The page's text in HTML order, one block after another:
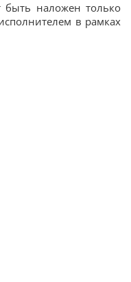
быть наложен только
в рамках